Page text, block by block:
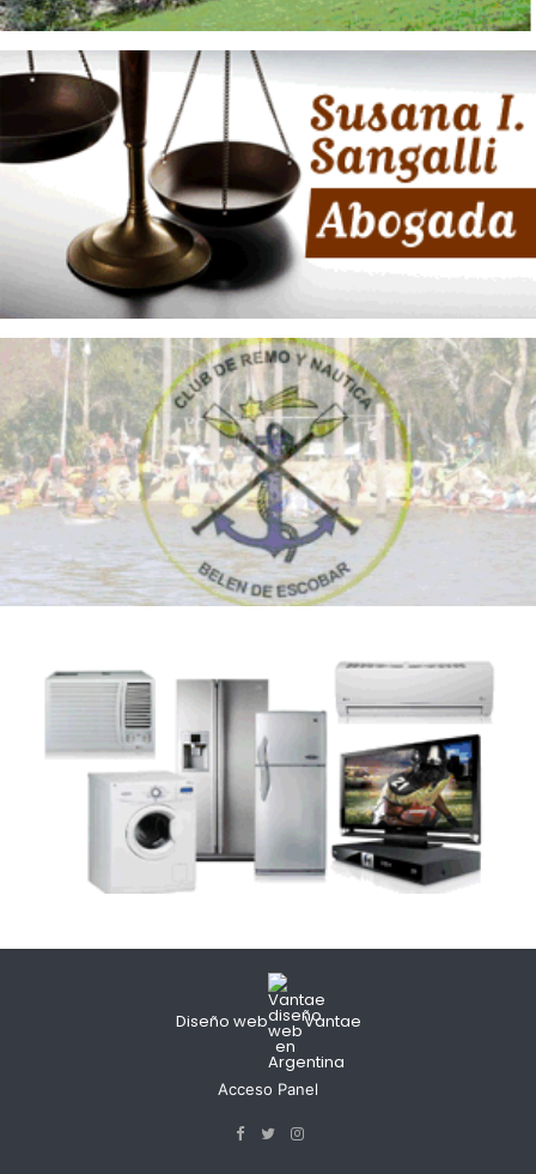
Diseño web Vantae
Acceso Panel